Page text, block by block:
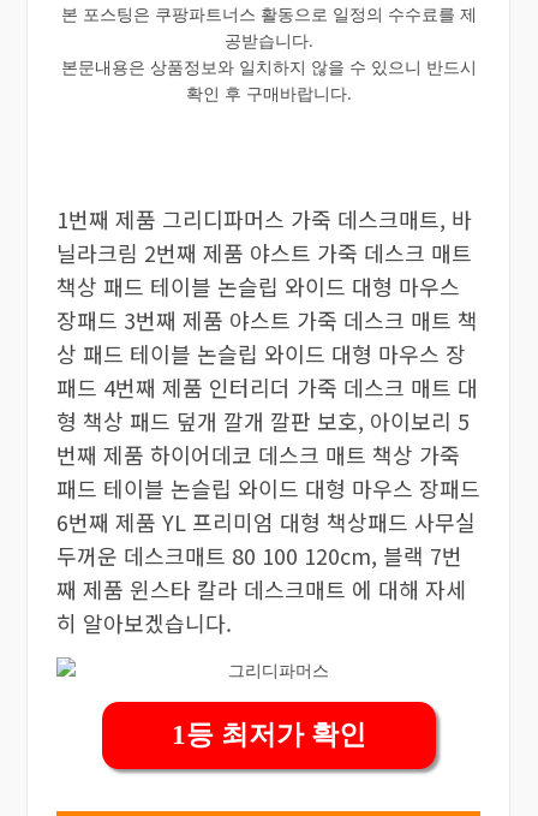
본 포스팅은 쿠팡파트너스 활동으로 일정의 수수료를 제
공받습니다.
본문내용은 상품정보와 일치하지 않을 수 있으니 반드시
확인 후 구매바랍니다.
1번째 제품 그리디파머스 가죽 데스크매트, 바
닐라크림 2번째 제품 야스트 가죽 데스크 매트
책상 패드 테이블 논슬립 와이드 대형 마우스
장패드 3번째 제품 야스트 가죽 데스크 매트 책
상 패드 테이블 논슬립 와이드 대형 마우스 장
패드 4번째 제품 인터리더 가죽 데스크 매트 대
형 책상 패드 덮개 깔개 깔판 보호, 아이보리 5
번째 제품 하이어데코 데스크 매트 책상 가죽
패드 테이블 논슬립 와이드 대형 마우스 장패드
6번째 제품 YL 프리미엄 대형 책상패드 사무실
두꺼운 데스크매트 80 100 120cm, 블랙 7번
째 제품 윈스타 칼라 데스크매트 에 대해 자세
히 알아보겠습니다.
1등 최저가 확인